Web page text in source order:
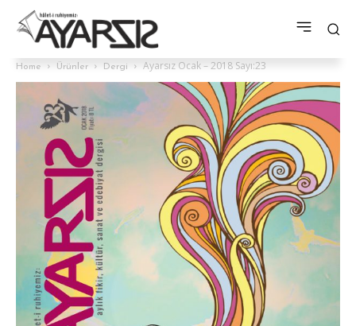
Home Ürünler Dergi Ayarsız Ocak – 2018 Sayı:23